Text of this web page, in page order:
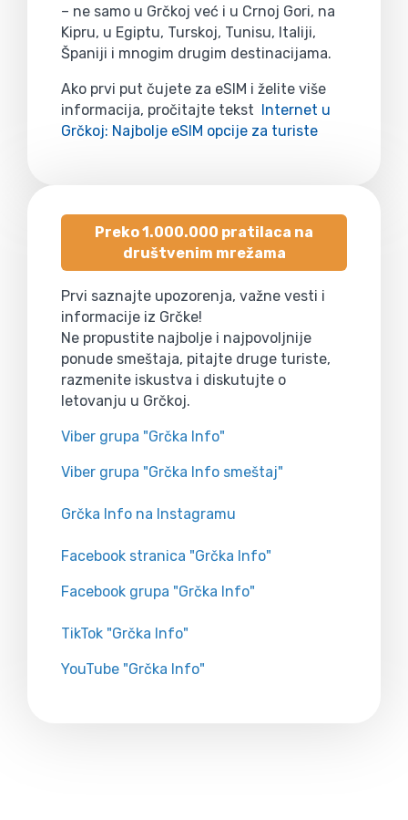
– ne samo u Grčkoj već i u Crnoj Gori, na
Kipru, u Egiptu, Turskoj, Tunisu, Italiji,
Španiji i mnogim drugim destinacijama.
Ako prvi put čujete za eSIM i želite više
informacija, pročitajte tekst Internet u
Grčkoj: Najbolje eSIM opcije za turiste
Preko 1.000.000 pratilaca na
društvenim mrežama
Prvi saznajte upozorenja, važne vesti i
informacije iz Grčke!
Ne propustite najbolje i najpovoljnije
ponude smeštaja, pitajte druge turiste,
razmenite iskustva i diskutujte o
letovanju u Grčkoj.
Viber grupa "Grčka Info"
Viber grupa "Grčka Info smeštaj"
Grčka Info na Instagramu
Facebook stranica "Grčka Info"
Facebook grupa "Grčka Info"
TikTok "Grčka Info"
YouTube "Grčka Info"